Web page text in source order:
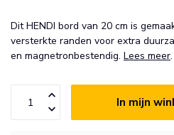
Dit HENDI bord van 20 cm is
versterkte randen voor extra
en magnetronbestendig. Lees meer.
In mijn